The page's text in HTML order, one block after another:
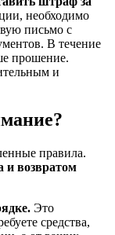
необходимо
письмо с
В течение
прошение.
и
правила.
и возвратом
Это
средства,